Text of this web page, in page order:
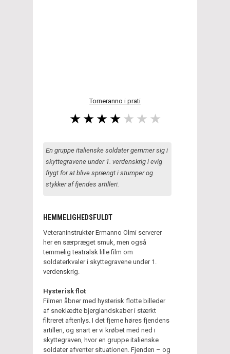
Torneranno i prati
En gruppe italienske soldater gemmer sig i
skyttegravene under 1. verdenskrig i evig
frygt for at blive sprængt i stumper og
stykker af fjendes artilleri.
HEMMELIGHEDSFULDT
Veteraninstruktør Ermanno Olmi serverer
her en særpræget smuk, men også
temmelig teatralsk lille film om
soldaterkvaler i skyttegravene under 1.
verdenskrig.
Hysterisk flot
Filmen åbner med hysterisk flotte billeder
af sneklædte bjerglandskaber i stærkt
filtreret aftenlys. I det fjerne høres fjendens
artilleri, og snart er vi krøbet med ned i
skyttegraven, hvor en gruppe italienske
soldater afventer situationen. Fjenden – og